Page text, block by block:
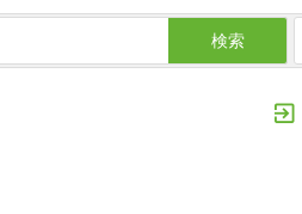
検索